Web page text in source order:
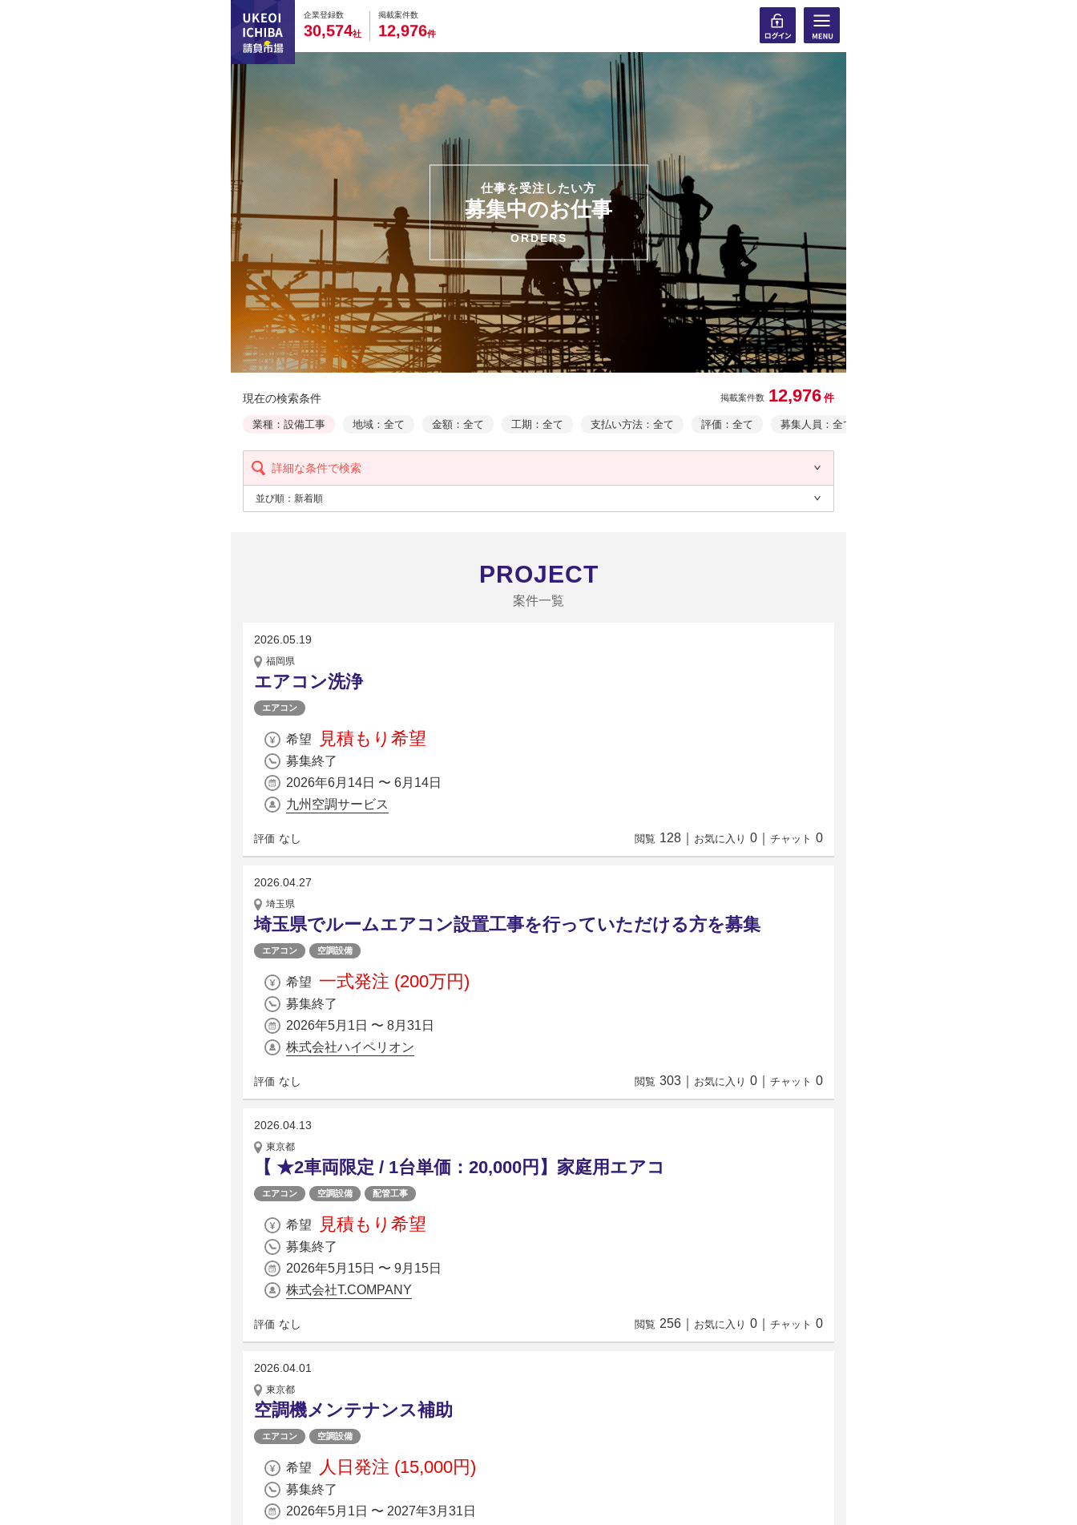
企業登録数
0
3
0
0,
0
5
0
74社
掲載案件数
0
1
0
2,
0
9
0
76件
仕事を受注したい方
募集中のお仕事
ORDERS
現在の検索条件 掲載案件数 12,976 件
業種：設備工事 地域：全て 金額：全て 工期：全て 支払い方法：全て 評価：全て 募集人員：全て
詳細な条件で検索
並び順： 新着順
PROJECT
案件一覧
2026.05.19
福岡県
エアコン洗浄
エアコン
希望 見積もり希望
募集終了
2026年6月14日 〜 6月14日
九州空調サービス
評価 なし 閲覧 128 お気に入り 0 チャット 0
2026.04.27
埼玉県
埼玉県でルームエアコン設置工事を行っていただける方を募集
エアコン 空調設備
希望 一式発注 (200万円)
募集終了
2026年5月1日 〜 8月31日
株式会社ハイペリオン
評価 なし 閲覧 303 お気に入り 0 チャット 0
2026.04.13
東京都
【 ★2車両限定 / 1台単価：20,000円】家庭用エアコ
エアコン 空調設備 配管工事
希望 見積もり希望
募集終了
2026年5月15日 〜 9月15日
株式会社T.COMPANY
評価 なし 閲覧 256 お気に入り 0 チャット 0
2026.04.01
東京都
空調機メンテナンス補助
エアコン 空調設備
希望 人日発注 (15,000円)
募集終了
2026年5月1日 〜 2027年3月31日